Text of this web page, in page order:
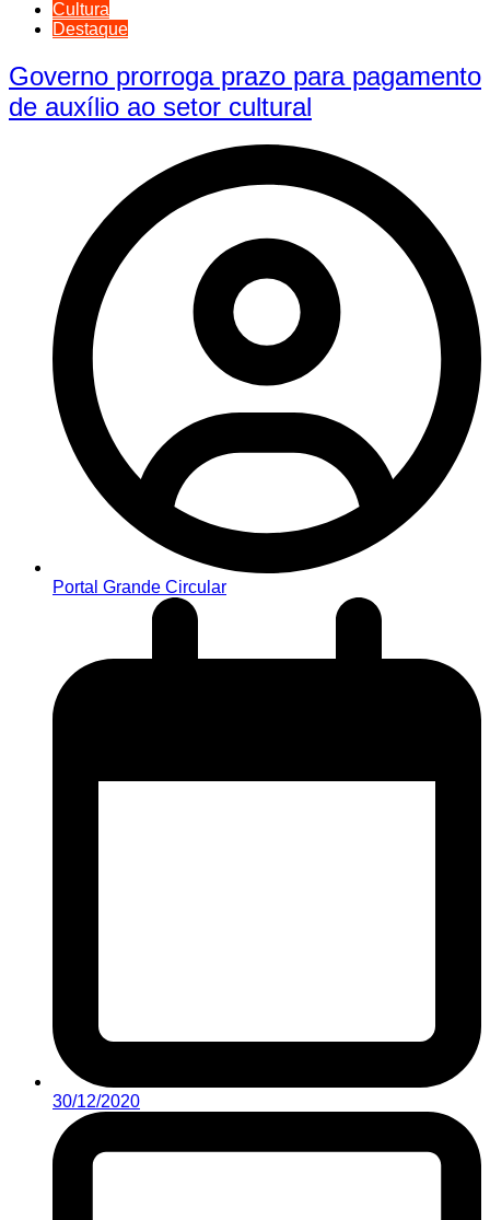
Cultura
Destaque
Governo prorroga prazo para pagamento
de auxílio ao setor cultural
Portal Grande Circular
30/12/2020